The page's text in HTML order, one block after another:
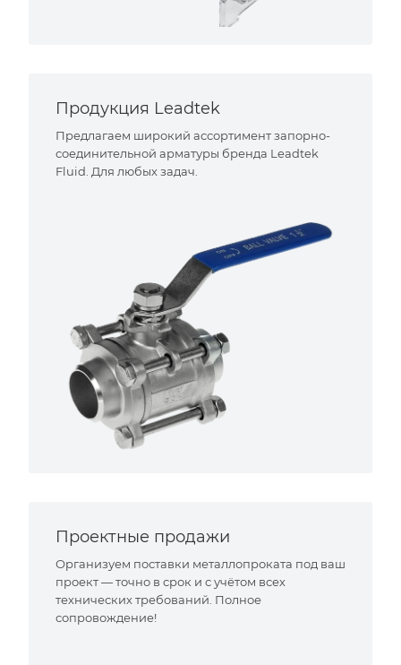
Продукция Leadtek
Предлагаем широкий ассортимент запорно-
соединительной арматуры бренда Leadtek
Fluid. Для любых задач.
Проектные продажи
Организуем поставки металлопроката под ваш
проект — точно в срок и с учётом всех
технических требований. Полное
сопровождение!